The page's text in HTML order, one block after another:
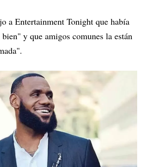
a Entertainment Tonight que había
y que amigos comunes la están